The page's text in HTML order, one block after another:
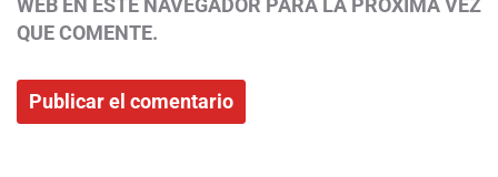
WEB EN ESTE NAVEGADOR PARA LA PRÓXIMA VEZ
QUE COMENTE.